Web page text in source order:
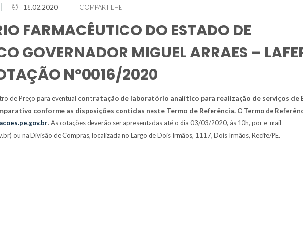
18.02.2020 COMPARTILHE
FARMACÊUTICO DO ESTADO DE
GOVERNADOR MIGUEL ARRAES –
Nº0016/2020
de Preço para eventual contratação de laboratório analítico para realização de serviços de
conforme as disposições contidas neste Termo de Referência. O Termo de
. As cotações deverão ser apresentadas até o dia 03/03/2020, às 10h, por e-mail
ou na Divisão de Compras, localizada no Largo de Dois Irmãos, 1117, Dois Irmãos, Recife/PE.